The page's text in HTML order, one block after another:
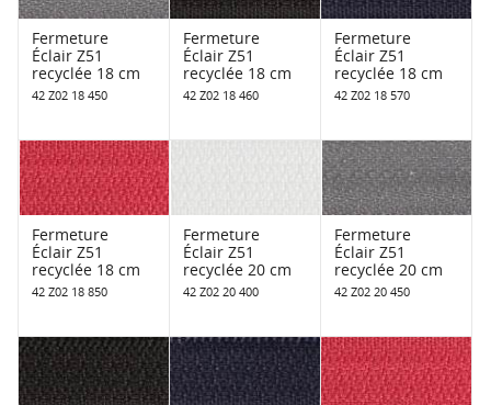
Fermeture
Éclair Z51
recyclée 18 cm
42 Z02 18 450
Fermeture
Éclair Z51
recyclée 18 cm
42 Z02 18 460
Fermeture
Éclair Z51
recyclée 18 cm
42 Z02 18 570
Fermeture
Éclair Z51
recyclée 18 cm
42 Z02 18 850
Fermeture
Éclair Z51
recyclée 20 cm
42 Z02 20 400
Fermeture
Éclair Z51
recyclée 20 cm
42 Z02 20 450